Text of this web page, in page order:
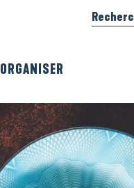
Recherche
ORGANISER